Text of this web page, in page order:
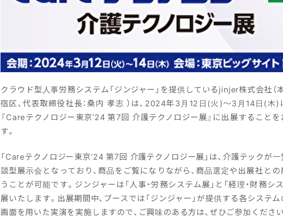
クラウド型人事労務システム「ジンジャー」を提供しているjinjer株式会社（
宿区、代表取締役社長：桑内 孝志 ）は、2024年3月12日(火)〜3月14日(木)
『Careテクノロジー東京’24 第7回 介護テクノロジー展』に出展すること
す。
「Careテクノロジー東京’24 第7回 介護テクノロジー展」は、介護テックが
談型展示会となっており、商品をご覧になりながら、商品選定や出展社と
うことが可能です。ジンジャーは「人事・労務システム展」と「経理・財務シ
展いたします。出展期間中、ブースでは「ジンジャー」が提供する各システ
画面を用いた実演を実施しますので、ご興味のある方は、ぜひご参加ください